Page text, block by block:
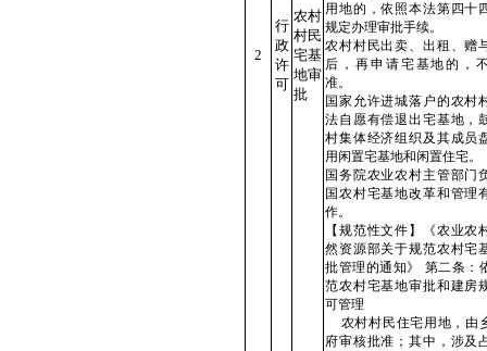
2
行
政
许
可
农村
村民
宅基
地审
批
用地的，依照本法第四十
规定办理审批手续。
农村村民出卖、出租、赠
后，再申请宅基地的，
准。
国家允许进城落户的农村
法自愿有偿退出宅基地，
村集体经济组织及其成员
用闲置宅基地和闲置住宅。
国务院农业农村主管部门
国农村宅基地改革和管理
作。
【规范性文件】《农业农
然资源部关于规范农村宅
批管理的通知》 第二条：
范农村宅基地审批和建房
可管理
农村村民住宅用地，由
府审核批准；其中，涉及